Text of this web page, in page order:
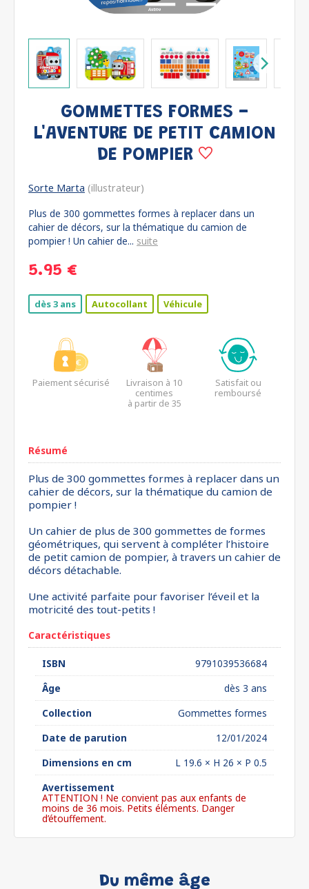
GOMMETTES FORMES -
L'AVENTURE DE PETIT CAMION
DE POMPIER
Sorte Marta (illustrateur)
Plus de 300 gommettes formes à replacer dans un
cahier de décors, sur la thématique du camion de
pompier ! Un cahier de... suite
5.95 €
dès 3 ans Autocollant Véhicule
Paiement sécurisé
Livraison à 10
centimes
à partir de 35
Satisfait ou
remboursé
Résumé
Plus de 300 gommettes formes à replacer dans un
cahier de décors, sur la thématique du camion de
pompier !
Un cahier de plus de 300 gommettes de formes
géométriques, qui servent à compléter l’histoire
de petit camion de pompier, à travers un cahier de
décors détachable.
Une activité parfaite pour favoriser l’éveil et la
motricité des tout-petits !
Caractéristiques
ISBN
9791039536684
Âge
dès 3 ans
Collection
Gommettes formes
Date de parution
12/01/2024
Dimensions en cm
L 19.6 × H 26 × P 0.5
Avertissement
ATTENTION ! Ne convient pas aux enfants de
moins de 36 mois. Petits éléments. Danger
d’étouffement.
Du même âge